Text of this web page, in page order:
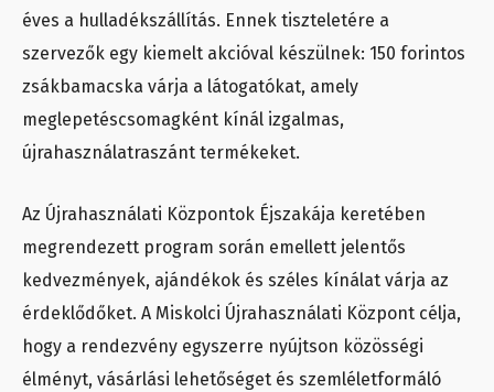
éves a hulladékszállítás. Ennek tiszteletére a
szervezők egy kiemelt akcióval készülnek: 150 forintos
zsákbamacska várja a látogatókat, amely
meglepetéscsomagként kínál izgalmas,
újrahasználatraszánt termékeket.
Az Újrahasználati Központok Éjszakája keretében
megrendezett program során emellett jelentős
kedvezmények, ajándékok és széles kínálat várja az
érdeklődőket. A Miskolci Újrahasználati Központ célja,
hogy a rendezvény egyszerre nyújtson közösségi
élményt, vásárlási lehetőséget és szemléletformáló